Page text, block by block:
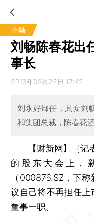
金融
刘畅陈春花出
事长
2013年05月22日 17:42
刘永好卸任，其女刘
和集团总裁，陈春花
【财新网】（记
的股东大会上，
（ 000876.SZ ，下
议自己将不再担任上
董事一职。